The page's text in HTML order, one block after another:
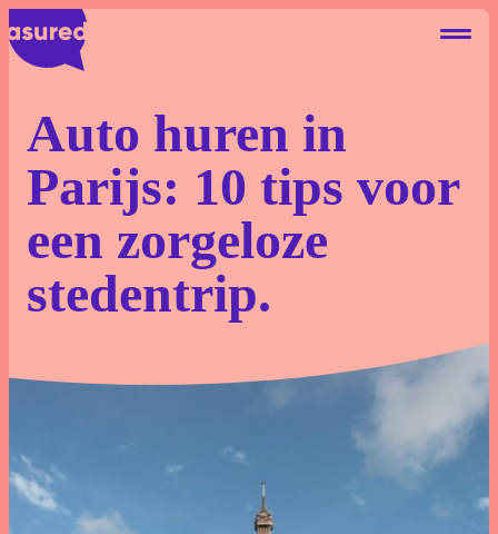
Autohuur Eigen Risico
Deelauto Eigen Risico
Camperhuur Eigen Risico
Blog
Download documenten
Auto huren in
Parijs: 10 tips voor
een zorgeloze
stedentrip.